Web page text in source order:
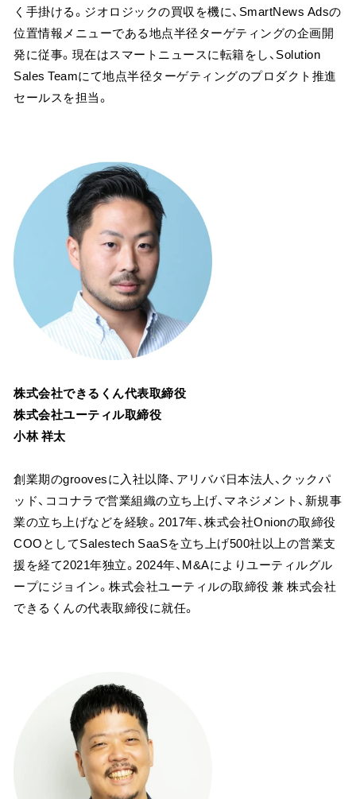
く手掛ける。ジオロジックの買収を機に、SmartNews Adsの
位置情報メニューである地点半径ターゲティングの企画開
発に従事。現在はスマートニュースに転籍をし、Solution
Sales Teamにて地点半径ターゲティングのプロダクト推進
セールスを担当。
株式会社できるくん代表取締役
株式会社ユーティル取締役
小林 祥太
創業期のgroovesに入社以降、アリババ日本法人、クックパ
ッド、ココナラで営業組織の立ち上げ、マネジメント、新規事
業の立ち上げなどを経験。2017年、株式会社Onionの取締役
COOとしてSalestech SaaSを立ち上げ500社以上の営業支
援を経て2021年独立。2024年、M&Aによりユーティルグル
ープにジョイン。株式会社ユーティルの取締役 兼 株式会社
できるくんの代表取締役に就任。